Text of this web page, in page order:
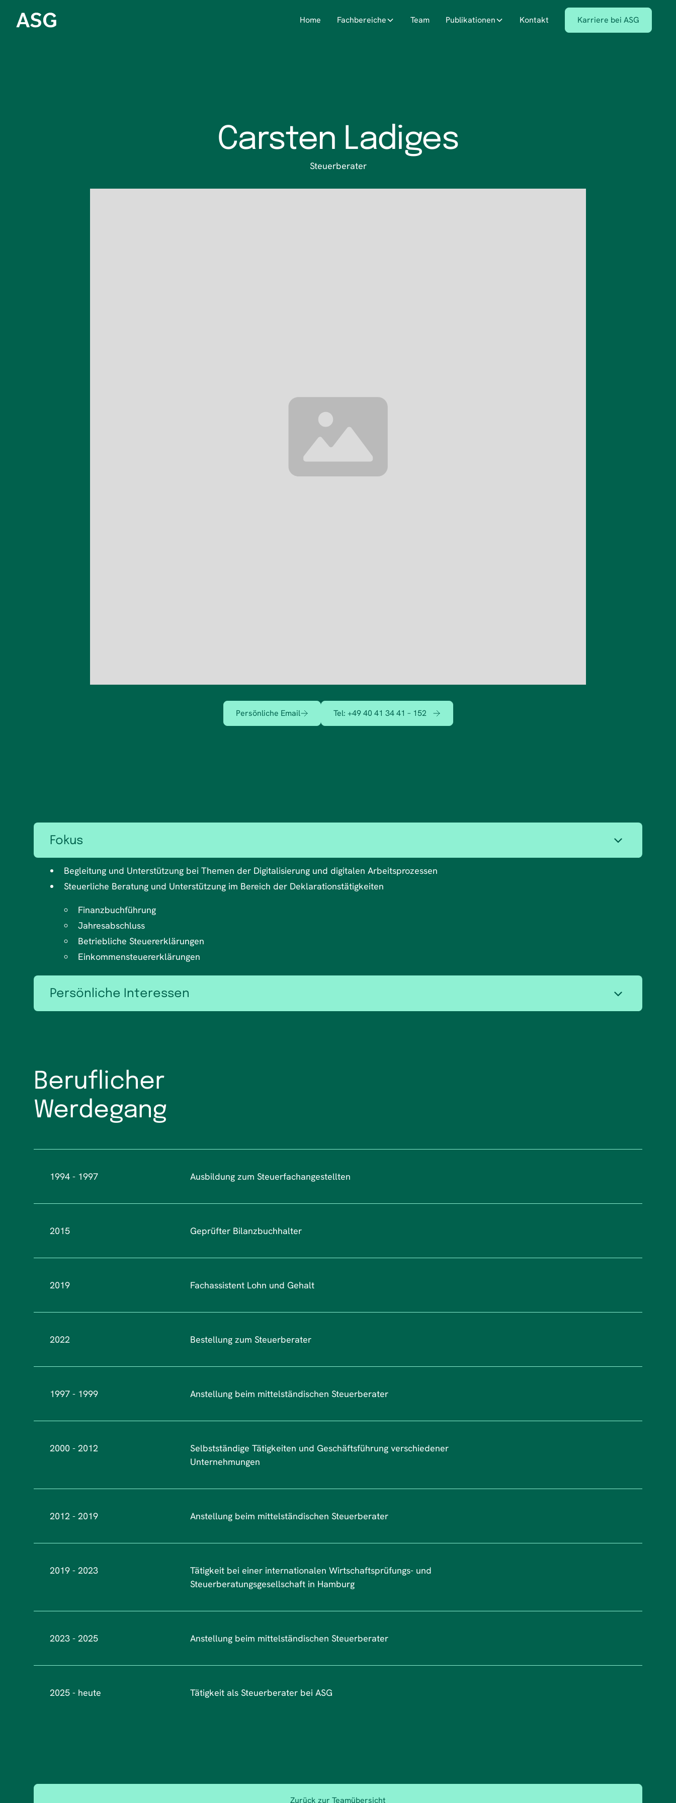
Home Fachbereiche Team Publikationen Kontakt Karriere bei ASG
Carsten Ladiges
Steuerberater
Persönliche Email Tel: +49 40 41 34 41 – 152
Fokus
Begleitung und Unterstützung bei Themen der Digitalisierung und digitalen Arbeitsprozessen
Steuerliche Beratung und Unterstützung im Bereich der Deklarationstätigkeiten
Finanzbuchführung
Jahresabschluss
Betriebliche Steuererklärungen
Einkommensteuererklärungen
Persönliche Interessen
Beruflicher
Werdegang
1994 - 1997 Ausbildung zum Steuerfachangestellten
2015 Geprüfter Bilanzbuchhalter
2019 Fachassistent Lohn und Gehalt
2022 Bestellung zum Steuerberater
1997 - 1999 Anstellung beim mittelständischen Steuerberater
2000 - 2012
Selbstständige Tätigkeiten und Geschäftsführung verschiedener
Unternehmungen
2012 - 2019 Anstellung beim mittelständischen Steuerberater
2019 - 2023
Tätigkeit bei einer internationalen Wirtschaftsprüfungs- und
Steuerberatungsgesellschaft in Hamburg
2023 - 2025 Anstellung beim mittelständischen Steuerberater
2025 - heute Tätigkeit als Steuerberater bei ASG
Zurück zur Teamübersicht